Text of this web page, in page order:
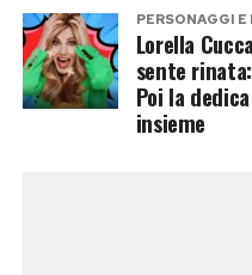
Post Views: 690
PERSONAGGI
Lorella
sente
Poi la
insieme